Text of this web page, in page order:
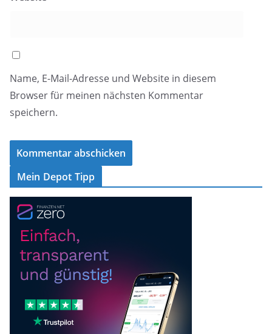
Name, E-Mail-Adresse und Website in diesem
Browser für meinen nächsten Kommentar
speichern.
Mein Depot Tipp